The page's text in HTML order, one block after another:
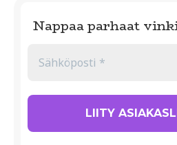
Nappaa parhaat